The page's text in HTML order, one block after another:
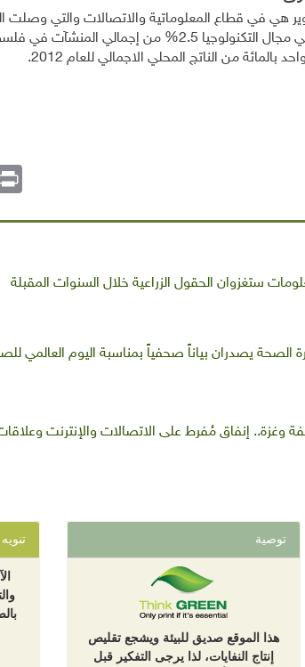
هي في قطاع المعلوماتية والاتصالات والتي وصلت
الاقتصادية التي قامت بدراسات بحث وتطوير في مجال
من الناتج المحلي الاجمالي للعام 2012.
ستغزوان الحقول الزراعية خلال السنوات المقبلة
الصحة يصدران بياناً صحفياً بمناسبة اليوم العالمي
توصية
هذا الموقع صديق للبيئة ويشجع تقليص
إنتاج النفايات، لذا يرجى التفكير قبل
تنويه